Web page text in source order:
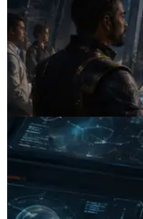
поддержкой
AI-агенты
требованию
Читать статью